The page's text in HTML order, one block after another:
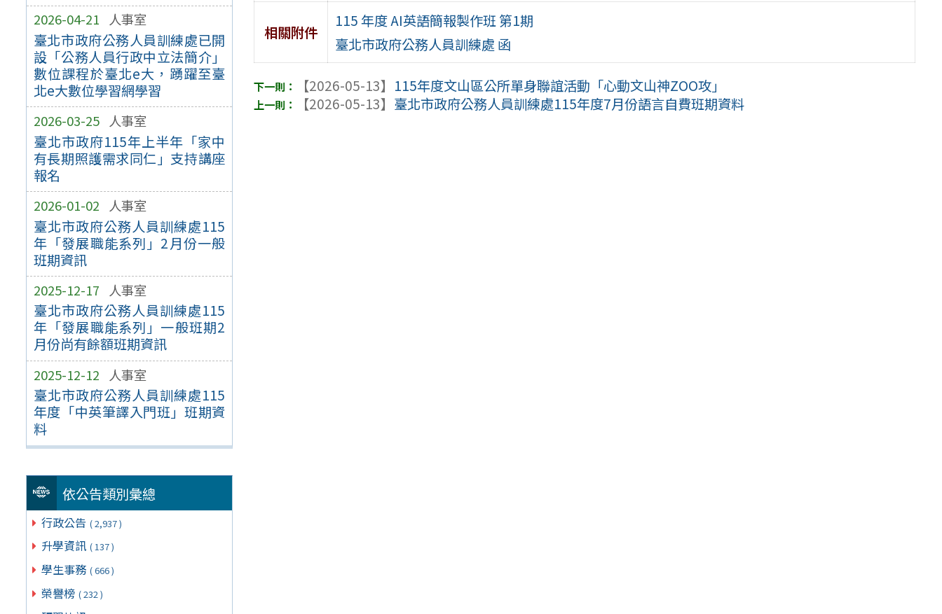
2026-04-21 人事室
臺北市政府公務人員訓練處已開
設「公務人員行政中立法簡介」
數位課程於臺北e大，踴躍至臺
北e大數位學習網學習
2026-03-25 人事室
臺北市政府115年上半年「家中
有長期照護需求同仁」支持講座
報名
2026-01-02 人事室
臺北市政府公務人員訓練處115
年「發展職能系列」2月份一般
班期資訊
2025-12-17 人事室
臺北市政府公務人員訓練處115
年「發展職能系列」一般班期2
月份尚有餘額班期資訊
2025-12-12 人事室
臺北市政府公務人員訓練處115
年度「中英筆譯入門班」班期資
料
依公告類別彙總
行政公告 ( 2,937 )
升學資訊 ( 137 )
學生事務 ( 666 )
榮譽榜 ( 232 )
相關附件
115 年度 AI英語簡報製作班 第1期
臺北市政府公務人員訓練處 函
【2026-05-13】 115年度文山區公所單身聯誼活動「心動文山神ZOO攻」
【2026-05-13】 臺北市政府公務人員訓練處115年度7月份語言自費班期資料